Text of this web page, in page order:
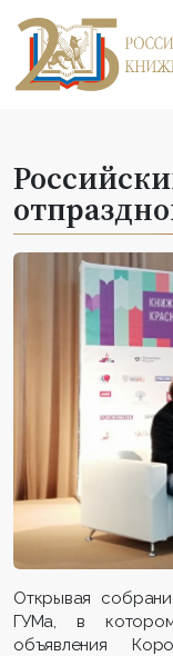
Открывая
ГУМа, в
объявления